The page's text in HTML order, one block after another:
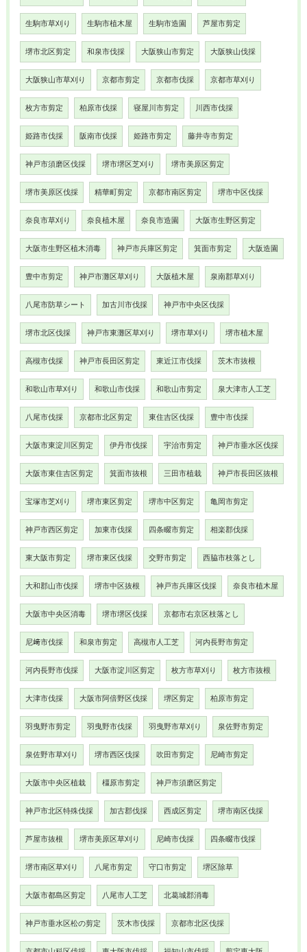
生駒市草刈り 生駒市植木屋 生駒市造園 芦屋市剪定
堺市北区剪定 和泉市伐採 大阪狭山市剪定 大阪狭山伐採
大阪狭山市草刈り 京都市剪定 京都市伐採 京都市草刈り
枚方市剪定 柏原市伐採 寝屋川市剪定 川西市伐採
姫路市伐採 阪南市伐採 姫路市剪定 藤井寺市剪定
神戸市須磨区伐採 堺市堺区芝刈り 堺市美原区剪定
堺市美原区伐採 精華町剪定 京都市南区剪定 堺市中区伐採
奈良市草刈り 奈良植木屋 奈良市造園 大阪市生野区剪定
大阪市生野区植木消毒 神戸市兵庫区剪定 箕面市剪定 大阪造園
豊中市剪定 神戸市灘区草刈り 大阪植木屋 泉南郡草刈り
八尾市防草シート 加古川市伐採 神戸市中央区伐採
堺市北区伐採 神戸市東灘区草刈り 堺市草刈り 堺市植木屋
高槻市伐採 神戸市長田区剪定 東近江市伐採 茨木市抜根
和歌山市草刈り 和歌山市伐採 和歌山市剪定 泉大津市人工芝
八尾市伐採 京都市北区剪定 東住吉区伐採 豊中市伐採
大阪市東淀川区剪定 伊丹市伐採 宇治市剪定 神戸市垂水区伐採
大阪市東住吉区剪定 箕面市抜根 三田市植栽 神戸市長田区抜根
宝塚市芝刈り 堺市東区剪定 堺市中区剪定 亀岡市剪定
神戸市西区剪定 加東市伐採 四条畷市剪定 相楽郡伐採
東大阪市剪定 堺市東区伐採 交野市剪定 西脇市枝落とし
大和郡山市伐採 堺市中区抜根 神戸市兵庫区伐採 奈良市植木屋
大阪市中央区消毒 堺市堺区伐採 京都市右京区枝落とし
尼﨑市伐採 和泉市剪定 高槻市人工芝 河内長野市剪定
河内長野市伐採 大阪市淀川区剪定 枚方市草刈り 枚方市抜根
大津市伐採 大阪市阿倍野区伐採 堺区剪定 柏原市剪定
羽曳野市剪定 羽曳野市伐採 羽曳野市草刈り 泉佐野市剪定
泉佐野市草刈り 堺市西区伐採 吹田市剪定 尼崎市剪定
大阪市中央区植栽 橿原市剪定 神戸市須磨区剪定
神戸市北区特殊伐採 加古郡伐採 西成区剪定 堺市南区伐採
芦屋市抜根 堺市美原区草刈り 尼崎市伐採 四条畷市伐採
堺市南区草刈り 八尾市剪定 守口市剪定 堺区除草
大阪市都島区剪定 八尾市人工芝 北葛城郡消毒
神戸市垂水区松の剪定 茨木市伐採 京都市北区伐採